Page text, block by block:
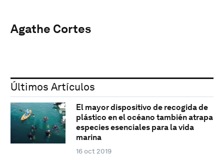
Agathe Cortes
Últimos Artículos
El mayor dispositivo de recogida de
plástico en el océano también atrapa
especies esenciales para la vida
marina
16 oct 2019